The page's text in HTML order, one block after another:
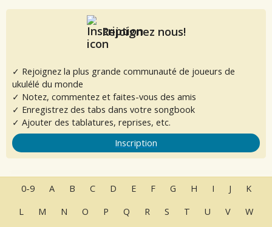
Rejoignez nous!
✓ Rejoignez la plus grande communauté de joueurs de
ukulélé du monde
✓ Notez, commentez et faites-vous des amis
✓ Enregistrez des tabs dans votre songbook
✓ Ajouter des tablatures, reprises, etc.
Inscription
0-9 A B C D E F G H I J
K
L
M N O P Q R S T U V W